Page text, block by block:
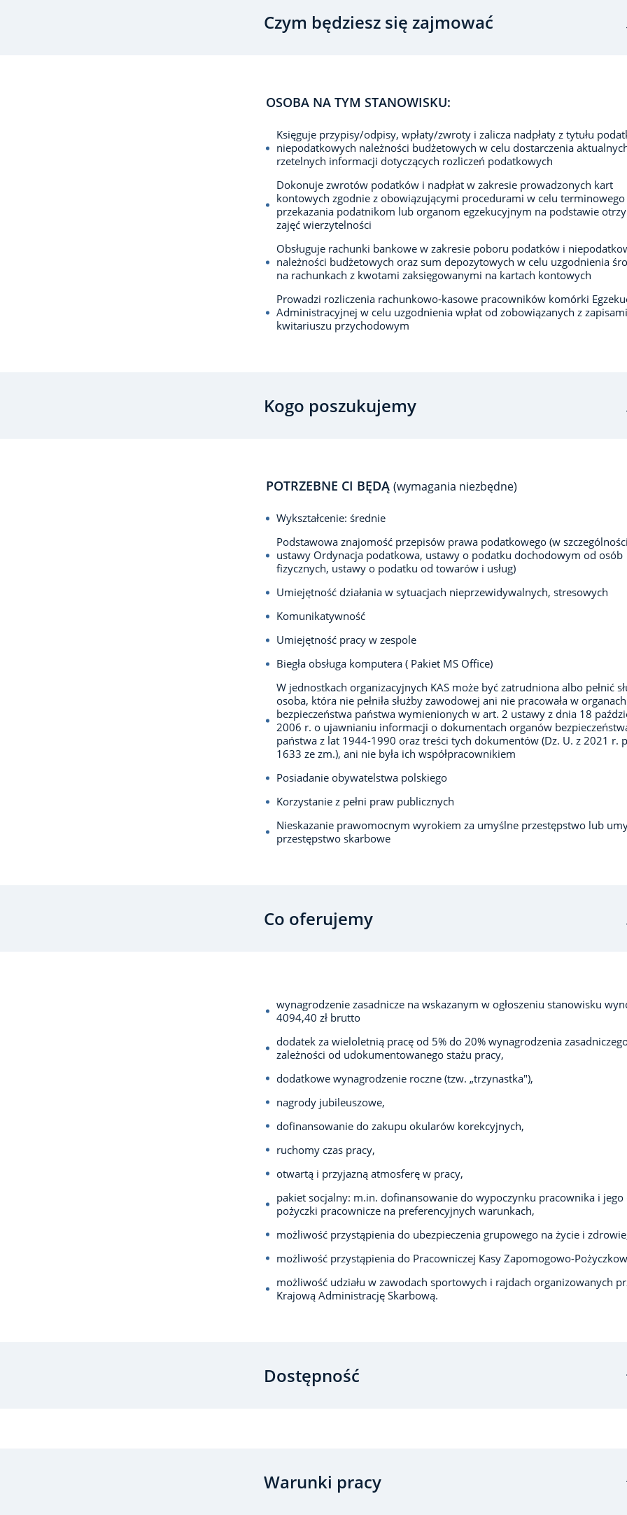
Czym będziesz się zajmować
OSOBA NA TYM STANOWISKU:
Księguje przypisy/odpisy, wpłaty/zwroty i zalicza nadpłaty z tytułu
niepodatkowych należności budżetowych w celu dostarczenia
rzetelnych informacji dotyczących rozliczeń podatkowych
Dokonuje zwrotów podatków i nadpłat w zakresie prowadzonych kart
kontowych zgodnie z obowiązującymi procedurami w celu terminowego
przekazania podatnikom lub organom egzekucyjnym na podstawie
zajęć wierzytelności
Obsługuje rachunki bankowe w zakresie poboru podatków i
należności budżetowych oraz sum depozytowych w celu uzgodnienia
na rachunkach z kwotami zaksięgowanymi na kartach kontowych
Prowadzi rozliczenia rachunkowo-kasowe pracowników komórki
Administracyjnej w celu uzgodnienia wpłat od zobowiązanych z
kwitariuszu przychodowym
Kogo poszukujemy
POTRZEBNE CI BĘDĄ (wymagania niezbędne)
Wykształcenie: średnie
Podstawowa znajomość przepisów prawa podatkowego (w
ustawy Ordynacja podatkowa, ustawy o podatku dochodowym od osób
fizycznych, ustawy o podatku od towarów i usług)
Umiejętność działania w sytuacjach nieprzewidywalnych, stresowych
Komunikatywność
Umiejętność pracy w zespole
Biegła obsługa komputera ( Pakiet MS Office)
W jednostkach organizacyjnych KAS może być zatrudniona albo pełnić
osoba, która nie pełniła służby zawodowej ani nie pracowała w organach
bezpieczeństwa państwa wymienionych w art. 2 ustawy z dnia 18
2006 r. o ujawnianiu informacji o dokumentach organów
państwa z lat 1944-1990 oraz treści tych dokumentów (Dz. U. z 2021 r.
1633 ze zm.), ani nie była ich współpracownikiem
Posiadanie obywatelstwa polskiego
Korzystanie z pełni praw publicznych
Nieskazanie prawomocnym wyrokiem za umyślne przestępstwo lub
przestępstwo skarbowe
Co oferujemy
wynagrodzenie zasadnicze na wskazanym w ogłoszeniu stanowisku
4094,40 zł brutto
dodatek za wieloletnią pracę od 5% do 20% wynagrodzenia
zależności od udokumentowanego stażu pracy,
dodatkowe wynagrodzenie roczne (tzw. „trzynastka"),
nagrody jubileuszowe,
dofinansowanie do zakupu okularów korekcyjnych,
ruchomy czas pracy,
otwartą i przyjazną atmosferę w pracy,
pakiet socjalny: m.in. dofinansowanie do wypoczynku pracownika i jego
pożyczki pracownicze na preferencyjnych warunkach,
możliwość przystąpienia do ubezpieczenia grupowego na życie i
możliwość przystąpienia do Pracowniczej Kasy Zapomogowo-
możliwość udziału w zawodach sportowych i rajdach organizowanych
Krajową Administrację Skarbową.
Dostępność
Warunki pracy